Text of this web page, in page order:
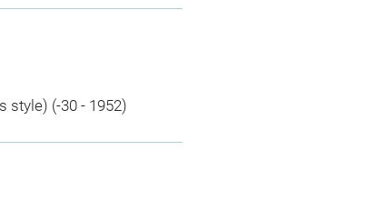
style) (-30 - 1952)